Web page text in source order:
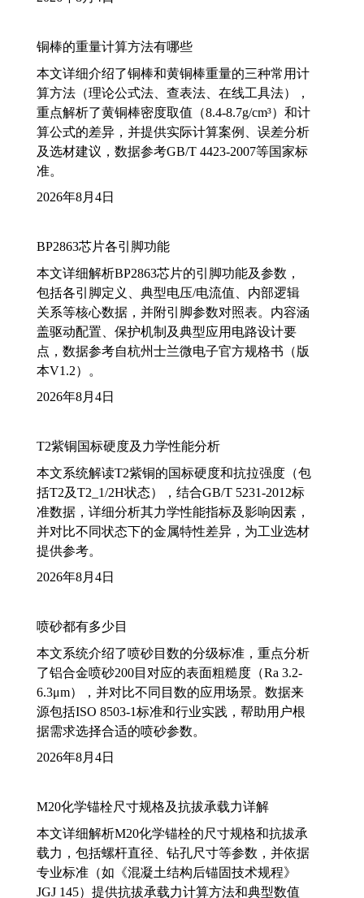
铜棒的重量计算方法有哪些
本文详细介绍了铜棒和黄铜棒重量的三种常用计
算方法（理论公式法、查表法、在线工具法），
重点解析了黄铜棒密度取值（8.4-8.7g/cm³）和计
算公式的差异，并提供实际计算案例、误差分析
及选材建议，数据参考GB/T 4423-2007等国家标
准。
2026年8月4日
BP2863芯片各引脚功能
本文详细解析BP2863芯片的引脚功能及参数，
包括各引脚定义、典型电压/电流值、内部逻辑
关系等核心数据，并附引脚参数对照表。内容涵
盖驱动配置、保护机制及典型应用电路设计要
点，数据参考自杭州士兰微电子官方规格书（版
本V1.2）。
2026年8月4日
T2紫铜国标硬度及力学性能分析
本文系统解读T2紫铜的国标硬度和抗拉强度（包
括T2及T2_1/2H状态），结合GB/T 5231-2012标
准数据，详细分析其力学性能指标及影响因素，
并对比不同状态下的金属特性差异，为工业选材
提供参考。
2026年8月4日
喷砂都有多少目
本文系统介绍了喷砂目数的分级标准，重点分析
了铝合金喷砂200目对应的表面粗糙度（Ra 3.2-
6.3μm），并对比不同目数的应用场景。数据来
源包括ISO 8503-1标准和行业实践，帮助用户根
据需求选择合适的喷砂参数。
2026年8月4日
M20化学锚栓尺寸规格及抗拔承载力详解
本文详细解析M20化学锚栓的尺寸规格和抗拔承
载力，包括螺杆直径、钻孔尺寸等参数，并依据
专业标准（如《混凝土结构后锚固技术规程》
JGJ 145）提供抗拔承载力计算方法和典型数值